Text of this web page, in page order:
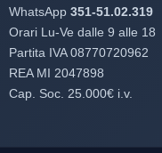
WhatsApp 351-51.02.319
Orari Lu-Ve dalle 9 alle 18
Partita IVA 08770720962
REA MI 2047898
Cap. Soc. 25.000€ i.v.